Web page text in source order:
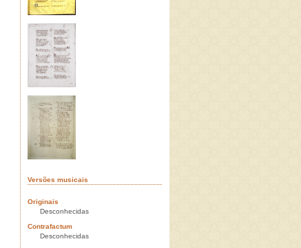
Versões musicais
Originais
Desconhecidas
Contrafactum
Desconhecidas